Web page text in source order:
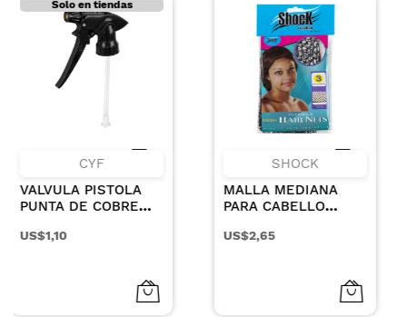
SHOCK
MALLA MEDIANA
PARA CABELLO
US$2,65
VASO DE CRISTAL
PARA MONOMERO
US$0,56